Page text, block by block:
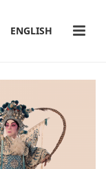
ENGLISH